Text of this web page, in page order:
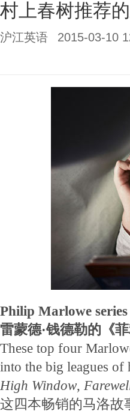
村上春树推荐
沪江英语 2015-03-10
Philip Marlowe
雷蒙德·钱德勒的《菲
These top four
into the big leagues
High Window,
这四本畅销的马洛故